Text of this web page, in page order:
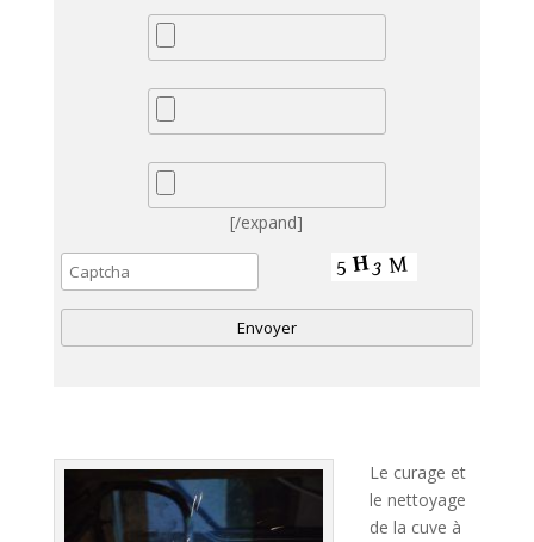
[/expand]
t
Le curage et
le nettoyage
de la cuve à